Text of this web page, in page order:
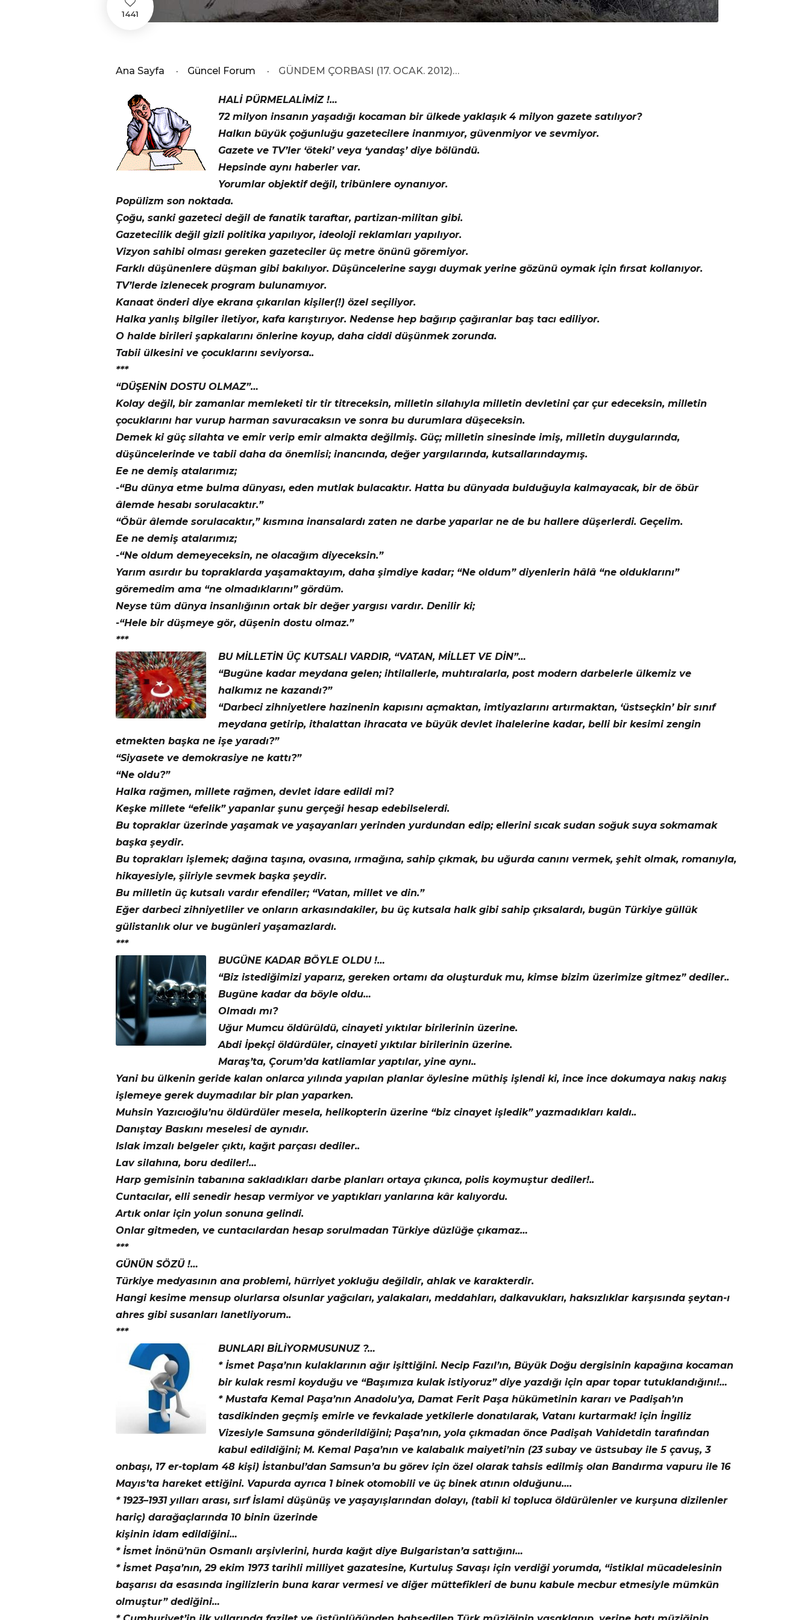
1441
Ana Sayfa · Güncel Forum · GÜNDEM ÇORBASI (17. OCAK. 2012)…
HALİ PÜRMELALİMİZ !…
72 milyon insanın yaşadığı kocaman bir ülkede yaklaşık 4 milyon gazete satılıyor?
Halkın büyük çoğunluğu gazetecilere inanmıyor, güvenmiyor ve sevmiyor.
Gazete ve TV’ler ‘öteki’ veya ‘yandaş’ diye bölündü.
Hepsinde aynı haberler var.
Yorumlar objektif değil, tribünlere oynanıyor.
Popülizm son noktada.
Çoğu, sanki gazeteci değil de fanatik taraftar, partizan-militan gibi.
Gazetecilik değil gizli politika yapılıyor, ideoloji reklamları yapılıyor.
Vizyon sahibi olması gereken gazeteciler üç metre önünü göremiyor.
Farklı düşünenlere düşman gibi bakılıyor. Düşüncelerine saygı duymak yerine gözünü oymak için fırsat kollanıyor.
TV’lerde izlenecek program bulunamıyor.
Kanaat önderi diye ekrana çıkarılan kişiler(!) özel seçiliyor.
Halka yanlış bilgiler iletiyor, kafa karıştırıyor. Nedense hep bağırıp çağıranlar baş tacı ediliyor.
O halde birileri şapkalarını önlerine koyup, daha ciddi düşünmek zorunda.
Tabii ülkesini ve çocuklarını seviyorsa..
***
“DÜŞENİN DOSTU OLMAZ”…
Kolay değil, bir zamanlar memleketi tir tir titreceksin, milletin silahıyla milletin devletini çar çur edeceksin, milletin
çocuklarını har vurup harman savuracaksın ve sonra bu durumlara düşeceksin.
Demek ki güç silahta ve emir verip emir almakta değilmiş. Güç; milletin sinesinde imiş, milletin duygularında,
düşüncelerinde ve tabii daha da önemlisi; inancında, değer yargılarında, kutsallarındaymış.
Ee ne demiş atalarımız;
-“Bu dünya etme bulma dünyası, eden mutlak bulacaktır. Hatta bu dünyada bulduğuyla kalmayacak, bir de öbür
âlemde hesabı sorulacaktır.”
“Öbür âlemde sorulacaktır,” kısmına inansalardı zaten ne darbe yaparlar ne de bu hallere düşerlerdi. Geçelim.
Ee ne demiş atalarımız;
-“Ne oldum demeyeceksin, ne olacağım diyeceksin.”
Yarım asırdır bu topraklarda yaşamaktayım, daha şimdiye kadar; “Ne oldum” diyenlerin hâlâ “ne olduklarını”
göremedim ama “ne olmadıklarını” gördüm.
Neyse tüm dünya insanlığının ortak bir değer yargısı vardır. Denilir ki;
-“Hele bir düşmeye gör, düşenin dostu olmaz.”
***
BU MİLLETİN ÜÇ KUTSALI VARDIR, “VATAN, MİLLET VE DİN”…
“Bugüne kadar meydana gelen; ihtilallerle, muhtıralarla, post modern darbelerle ülkemiz ve
halkımız ne kazandı?”
“Darbeci zihniyetlere hazinenin kapısını açmaktan, imtiyazlarını artırmaktan, ‘üstseçkin’ bir sınıf
meydana getirip, ithalattan ihracata ve büyük devlet ihalelerine kadar, belli bir kesimi zengin
etmekten başka ne işe yaradı?”
“Siyasete ve demokrasiye ne kattı?”
“Ne oldu?”
Halka rağmen, millete rağmen, devlet idare edildi mi?
Keşke millete “efelik” yapanlar şunu gerçeği hesap edebilselerdi.
Bu topraklar üzerinde yaşamak ve yaşayanları yerinden yurdundan edip; ellerini sıcak sudan soğuk suya sokmamak
başka şeydir.
Bu toprakları işlemek; dağına taşına, ovasına, ırmağına, sahip çıkmak, bu uğurda canını vermek, şehit olmak, romanıyla,
hikayesiyle, şiiriyle sevmek başka şeydir.
Bu milletin üç kutsalı vardır efendiler; “Vatan, millet ve din.”
Eğer darbeci zihniyetliler ve onların arkasındakiler, bu üç kutsala halk gibi sahip çıksalardı, bugün Türkiye güllük
gülistanlık olur ve bugünleri yaşamazlardı.
***
BUGÜNE KADAR BÖYLE OLDU !…
“Biz istediğimizi yaparız, gereken ortamı da oluşturduk mu, kimse bizim üzerimize gitmez” dediler..
Bugüne kadar da böyle oldu…
Olmadı mı?
Uğur Mumcu öldürüldü, cinayeti yıktılar birilerinin üzerine.
Abdi İpekçi öldürdüler, cinayeti yıktılar birilerinin üzerine.
Maraş’ta, Çorum’da katliamlar yaptılar, yine aynı..
Yani bu ülkenin geride kalan onlarca yılında yapılan planlar öylesine müthiş işlendi ki, ince ince dokumaya nakış nakış
işlemeye gerek duymadılar bir plan yaparken.
Muhsin Yazıcıoğlu’nu öldürdüler mesela, helikopterin üzerine “biz cinayet işledik” yazmadıkları kaldı..
Danıştay Baskını meselesi de aynıdır.
Islak imzalı belgeler çıktı, kağıt parçası dediler..
Lav silahına, boru dediler!…
Harp gemisinin tabanına sakladıkları darbe planları ortaya çıkınca, polis koymuştur dediler!..
Cuntacılar, elli senedir hesap vermiyor ve yaptıkları yanlarına kâr kalıyordu.
Artık onlar için yolun sonuna gelindi.
Onlar gitmeden, ve cuntacılardan hesap sorulmadan Türkiye düzlüğe çıkamaz…
***
GÜNÜN SÖZÜ !…
Türkiye medyasının ana problemi, hürriyet yokluğu değildir, ahlak ve karakterdir.
Hangi kesime mensup olurlarsa olsunlar yağcıları, yalakaları, meddahları, dalkavukları, haksızlıklar karşısında şeytan-ı
ahres gibi susanları lanetliyorum..
***
BUNLARI BİLİYORMUSUNUZ ?…
* İsmet Paşa’nın kulaklarının ağır işittiğini. Necip Fazıl’ın, Büyük Doğu dergisinin kapağına kocaman
bir kulak resmi koyduğu ve “Başımıza kulak istiyoruz” diye yazdığı için apar topar tutuklandığını!…
* Mustafa Kemal Paşa’nın Anadolu’ya, Damat Ferit Paşa hükümetinin kararı ve Padişah’ın
tasdikinden geçmiş emirle ve fevkalade yetkilerle donatılarak, Vatanı kurtarmak! için İngiliz
Vizesiyle Samsuna gönderildiğini; Paşa’nın, yola çıkmadan önce Padişah Vahidetdin tarafından
kabul edildiğini; M. Kemal Paşa’nın ve kalabalık maiyeti’nin (23 subay ve üstsubay ile 5 çavuş, 3
onbaşı, 17 er-toplam 48 kişi) İstanbul’dan Samsun’a bu görev için özel olarak tahsis edilmiş olan Bandırma vapuru ile 16
Mayıs’ta hareket ettiğini. Vapurda ayrıca 1 binek otomobili ve üç binek atının olduğunu….
* 1923–1931 yılları arası, sırf İslami düşünüş ve yaşayışlarından dolayı, (tabii ki topluca öldürülenler ve kurşuna dizilenler
hariç) darağaçlarında 10 binin üzerinde
kişinin idam edildiğini…
* İsmet İnönü’nün Osmanlı arşivlerini, hurda kağıt diye Bulgaristan’a sattığını…
* İsmet Paşa’nın, 29 ekim 1973 tarihli milliyet gazatesine, Kurtuluş Savaşı için verdiği yorumda, “istiklal mücadelesinin
başarısı da esasında ingilizlerin buna karar vermesi ve diğer müttefikleri de bunu kabule mecbur etmesiyle mümkün
olmuştur” dediğini…